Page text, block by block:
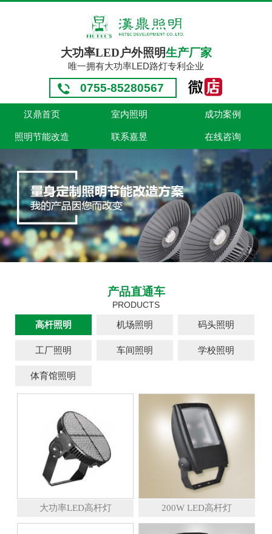
大功率LED户外照明生产厂家
唯一拥有大功率LED路灯专利企业
0755-85280567
汉鼎首页 室内照明 成功案例
照明节能改造 联系嘉昱 在线咨询
产品直通车
PRODUCTS
高杆照明 机场照明 码头照明
工厂照明 车间照明 学校照明
体育馆照明
大功率LED高杆灯 200W LED高杆灯